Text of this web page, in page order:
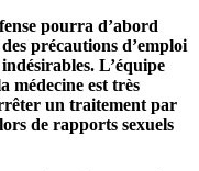
pourra d’abord
précautions d’emploi
L’équipe
médecine est très
un traitement par
de rapports sexuels